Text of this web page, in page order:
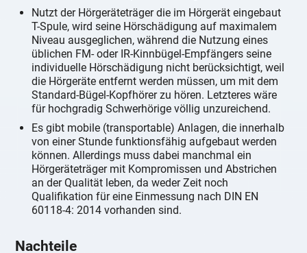
Nutzt der Hörgeräteträger die im Hörgerät eingebaut
T-Spule, wird seine Hörschädigung auf maximalem
Niveau ausgeglichen, während die Nutzung eines
üblichen FM- oder IR-Kinnbügel-Empfängers seine
individuelle Hörschädigung nicht berücksichtigt, weil
die Hörgeräte entfernt werden müssen, um mit dem
Standard-Bügel-Kopfhörer zu hören. Letzteres wäre
für hochgradig Schwerhörige völlig unzureichend.
Es gibt mobile (transportable) Anlagen, die innerhalb
von einer Stunde funktionsfähig aufgebaut werden
können. Allerdings muss dabei manchmal ein
Hörgeräteträger mit Kompromissen und Abstrichen
an der Qualität leben, da weder Zeit noch
Qualifikation für eine Einmessung nach DIN EN
60118-4: 2014 vorhanden sind.
Nachteile